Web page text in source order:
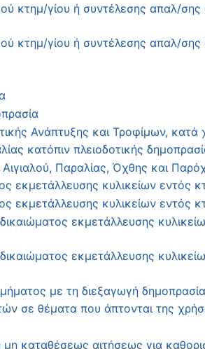
κτημ/γίου ή συντέλεσης απαλ/
κτημ/γίου ή συντέλεσης απαλ/σης
Ανάπτυξης και Τροφίμων,
κατόπιν πλειοδοτικής
Παραλίας, Όχθης και
εκμετάλλευσης κυλικείων εντός
εκμετάλλευσης κυλικείων εντός
εκμετάλλευσης
εκμετάλλευσης
με τη διεξαγωγή
σε θέματα που άπτονται της
καταθέσεως αιτήσεως για